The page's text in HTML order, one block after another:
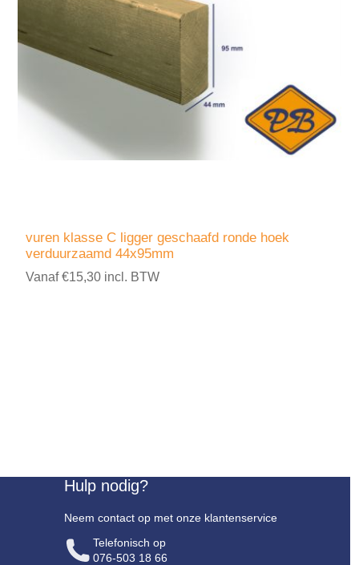
vuren klasse C ligger geschaafd ronde hoek
verduurzaamd 44x95mm
Vanaf €15,30 incl. BTW
Hulp nodig?
Neem contact op met onze klantenservice
Telefonisch op
076-503 18 66